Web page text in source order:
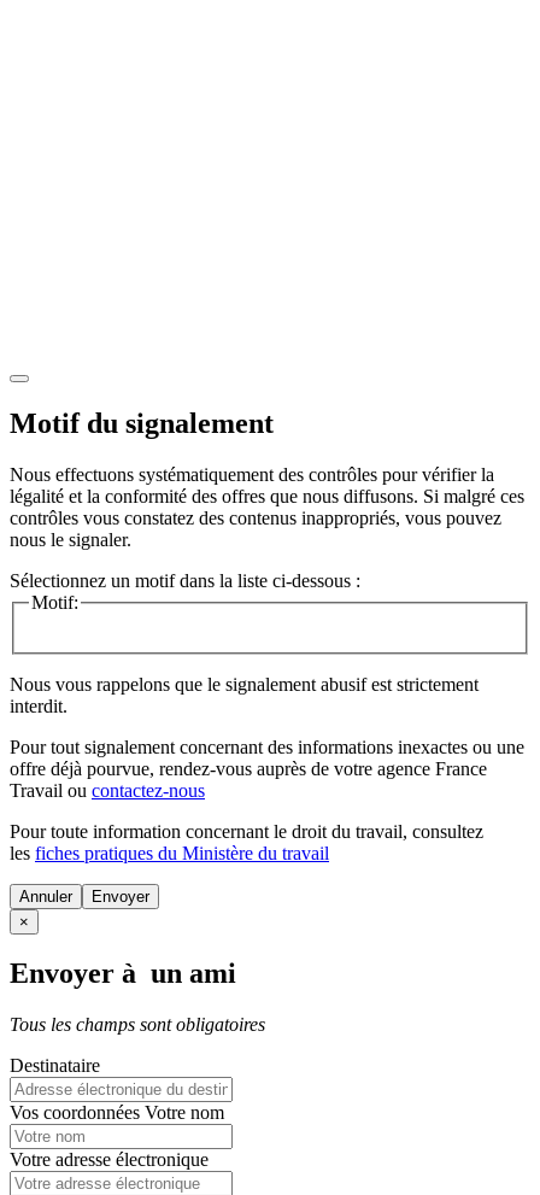
Motif du signalement
Nous effectuons systématiquement des contrôles pour vérifier la
légalité et la conformité des offres que nous diffusons. Si malgré ces
contrôles vous constatez des contenus inappropriés, vous pouvez
nous le signaler.
Sélectionnez un motif dans la liste ci-dessous :
Motif:
Nous vous rappelons que le signalement abusif est strictement
interdit.
Pour tout signalement concernant des informations inexactes ou une
offre déjà pourvue, rendez-vous auprès de votre agence France
Travail ou contactez-nous
Pour toute information concernant le droit du travail, consultez
les fiches pratiques du Ministère du travail
Annuler
×
Envoyer à un ami
Tous les champs sont obligatoires
Destinataire
Vos coordonnées Votre nom
Votre adresse électronique